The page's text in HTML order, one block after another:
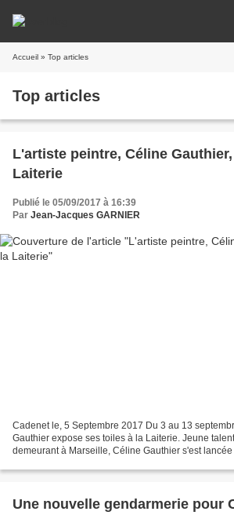
Accueil » Top articles
Top articles
L'artiste peintre, Céline
Laiterie
Publié le 05/09/2017 à 16:39
Par Jean-Jacques GARNIER
Cadenet le, 5 Septembre 2017 Du 3 au 13
Gauthier expose ses toiles à la Laiterie. Jeune
demeurant à Marseille, Céline Gauthier s'est lancée
Une nouvelle gendarmerie pour